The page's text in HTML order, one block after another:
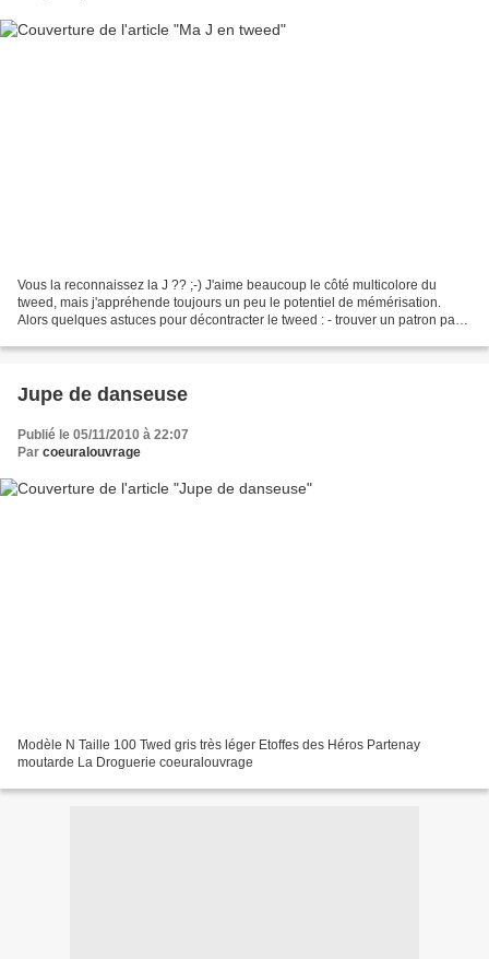
Vous la reconnaissez la J ?? ;-) J'aime beaucoup le côté multicolore du
tweed, mais j'appréhende toujours un peu le potentiel de mémérisation.
Alors quelques astuces pour décontracter le tweed : - trouver un patron pas
Jupe de danseuse
Publié le 05/11/2010 à 22:07
Par coeuralouvrage
Modèle N Taille 100 Twed gris très léger Etoffes des Héros Partenay
moutarde La Droguerie coeuralouvrage